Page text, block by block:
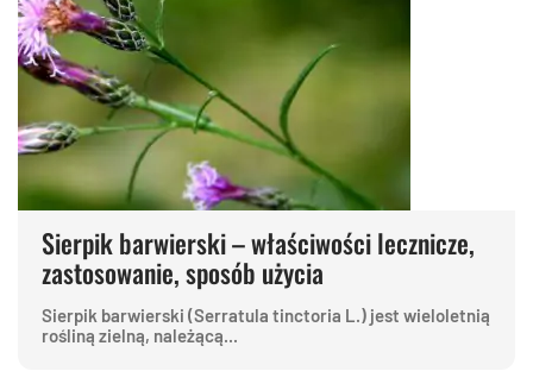
Sierpik barwierski – właściwości lecznicze,
zastosowanie, sposób użycia
Sierpik barwierski (Serratula tinctoria L.) jest wieloletnią
rośliną zielną, należącą...